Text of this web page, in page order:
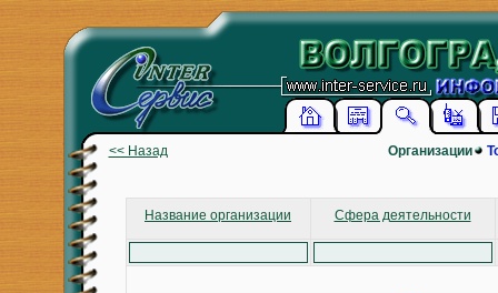
<< Назад Организации
Название организации Сфера деятельности